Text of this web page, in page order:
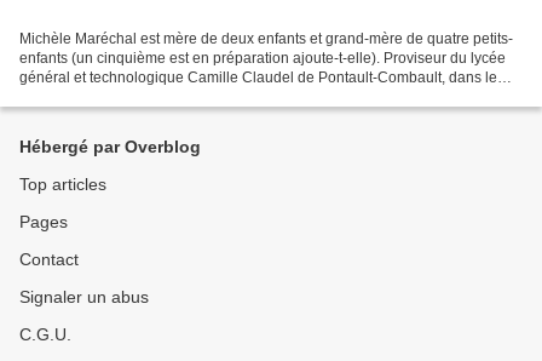
Michèle Maréchal est mère de deux enfants et grand-mère de quatre petits-
enfants (un cinquième est en préparation ajoute-t-elle). Proviseur du lycée
général et technologique Camille Claudel de Pontault-Combault, dans le
Hébergé par Overblog
Top articles
Pages
Contact
Signaler un abus
C.G.U.